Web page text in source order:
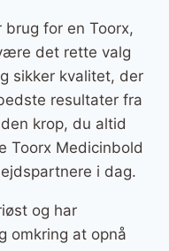
for en Toorx,
det rette valg
sikker kvalitet, der
resultater fra
krop, du altid
Toorx Medicinbold
i dag.
og har
omkring at opnå